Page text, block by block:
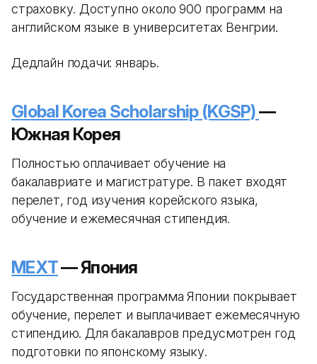
страховку. Доступно около 900 программ на
английском языке в университетах Венгрии.
Дедлайн подачи: январь.
Global Korea Scholarship (KGSP)—
Южная Корея
Полностью оплачивает обучение на
бакалавриате и магистратуре. В пакет входят
перелет, год изучения корейского языка,
обучение и ежемесячная стипендия.
MEXT— Япония
Государственная программа Японии покрывает
обучение, перелет и выплачивает ежемесячную
стипендию. Для бакалавров предусмотрен год
подготовки по японскому языку.